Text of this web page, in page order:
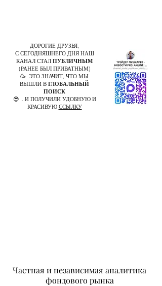
ДОРОГИЕ ДРУЗЬЯ,
С СЕГОДНЯШНЕГО ДНЯ НАШ
КАНАЛ СТАЛ ПУБЛИЧНЫМ
(РАНЕЕ БЫЛ ПРИВАТНЫМ)
🥳 ЭТО ЗНАЧИТ, ЧТО МЫ
ВЫШЛИ В ГЛОБАЛЬНЫЙ
ПОИСК
😎 ...И ПОЛУЧИЛИ УДОБНУЮ И
КРАСИВУЮ ССЫЛКУ
Частная и независимая аналитика
фондового рынка